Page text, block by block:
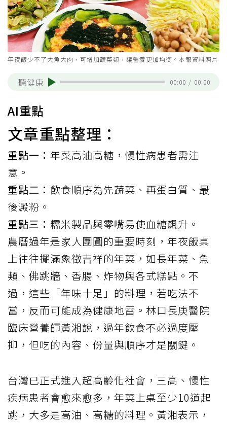
年夜飯少不了大魚大肉，可增加蔬菜類，讓營養更加均衡。本報資料照片
聽健康 00:00 / 00:00
AI重點
文章重點整理：
重點一： 年菜高油高糖，慢性病患者需注
意。
重點二： 飲食順序為先蔬菜、再蛋白質、最
後澱粉。
重點三： 糯米製品與零嘴易使血糖飆升。
農曆過年是家人團圓的重要時刻，年夜飯桌
上往往擺滿象徵吉祥的年菜，如長年菜、魚
類、佛跳牆、香腸、炸物與各式糕點。不
過，這些「年味十足」的料理，若吃法不
當，反而可能成為健康地雷。林口長庚醫院
臨床營養師黃湘說，過年飲食不必過度壓
抑，但吃的內容、份量與順序才是關鍵。
台灣已正式進入超高齡化社會，三高、慢性
疾病患者會愈來愈多，年菜上桌至少10道起
跳，大多是高油、高糖的料理。黃湘表示，